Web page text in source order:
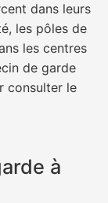
dans leurs
les pôles de
les centres
de garde
consulter le
à